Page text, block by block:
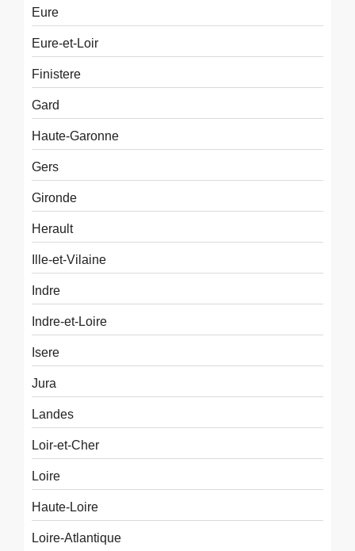
Eure
Eure-et-Loir
Finistere
Gard
Haute-Garonne
Gers
Gironde
Herault
Ille-et-Vilaine
Indre
Indre-et-Loire
Isere
Jura
Landes
Loir-et-Cher
Loire
Haute-Loire
Loire-Atlantique